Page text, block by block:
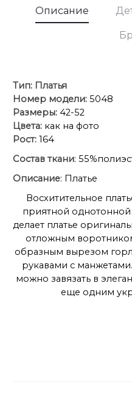
Описание
Тип: Платья
Номер модели: 5048
Размеры: 42-52
Цвета: как на фото
Рост: 164
Состав ткани:
Описание: Платье
Восхитительное
приятной
делает платье
отложным
образным вырезом
рукавами с
можно завязать в
еще одним